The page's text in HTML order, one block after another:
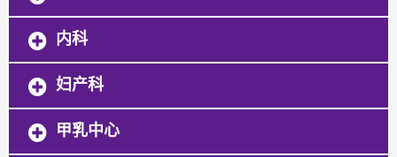
内科
妇产科
甲乳中心